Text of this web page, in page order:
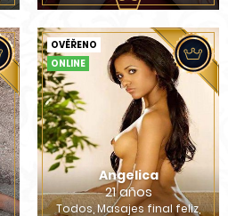
ONLINE
OVĚŘENO
Angelica
21 años
Todos, Masajes final feliz,